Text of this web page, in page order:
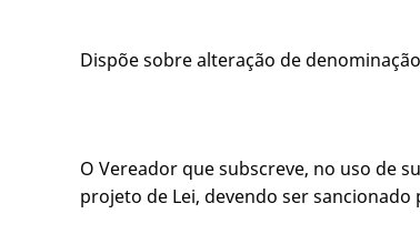
Dispõe sobre alteração de
O Vereador que subscreve, no uso de
projeto de Lei, devendo ser sancionado